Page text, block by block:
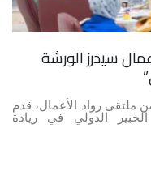
سيدرز الورشة
ملتقى رواد الأعمال، قدم
الدولي في ريادة